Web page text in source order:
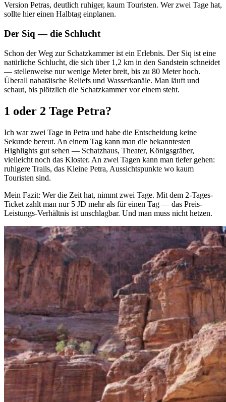
Version Petras, deutlich ruhiger, kaum Touristen. Wer zwei Tage hat,
sollte hier einen Halbtag einplanen.
Der Siq — die Schlucht
Schon der Weg zur Schatzkammer ist ein Erlebnis. Der Siq ist eine
natürliche Schlucht, die sich über 1,2 km in den Sandstein schneidet
— stellenweise nur wenige Meter breit, bis zu 80 Meter hoch.
Überall nabatäische Reliefs und Wasserkanäle. Man läuft und
schaut, bis plötzlich die Schatzkammer vor einem steht.
1 oder 2 Tage Petra?
Ich war zwei Tage in Petra und habe die Entscheidung keine
Sekunde bereut. An einem Tag kann man die bekanntesten
Highlights gut sehen — Schatzhaus, Theater, Königsgräber,
vielleicht noch das Kloster. An zwei Tagen kann man tiefer gehen:
ruhigere Trails, das Kleine Petra, Aussichtspunkte wo kaum
Touristen sind.
Mein Fazit: Wer die Zeit hat, nimmt zwei Tage. Mit dem 2-Tages-
Ticket zahlt man nur 5 JD mehr als für einen Tag — das Preis-
Leistungs-Verhältnis ist unschlagbar. Und man muss nicht hetzen.